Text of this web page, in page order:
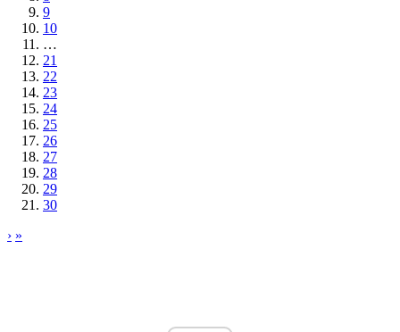
9
10
…
21
22
23
24
25
26
27
28
29
30
› »